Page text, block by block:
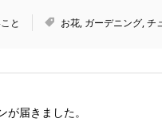
と お花, ガーデニング,チ
が届きました。